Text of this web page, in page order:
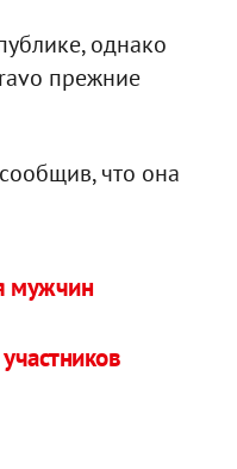
однако
прежние
что она
мужчин